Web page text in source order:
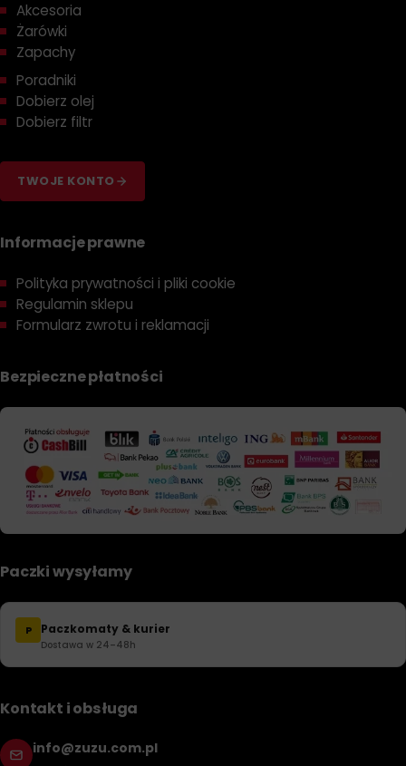
Akcesoria
Żarówki
Zapachy
Poradniki
Dobierz olej
Dobierz filtr
TWOJE KONTO
Informacje prawne
Polityka prywatności i pliki cookie
Regulamin sklepu
Formularz zwrotu i reklamacji
Bezpieczne płatności
Paczki wysyłamy
P Paczkomaty & kurier
Dostawa w 24–48h
Kontakt i obsługa
info@zuzu.com.pl